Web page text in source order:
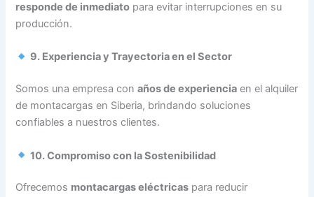
responde de inmediato para evitar interrupciones en su
producción.
9. Experiencia y Trayectoria en el Sector
Somos una empresa conaños de experiencia en el alquiler
de montacargas en Siberia, brindando soluciones
confiables a nuestros clientes.
10. Compromiso con la Sostenibilidad
Ofrecemos montacargas eléctricas para reducir